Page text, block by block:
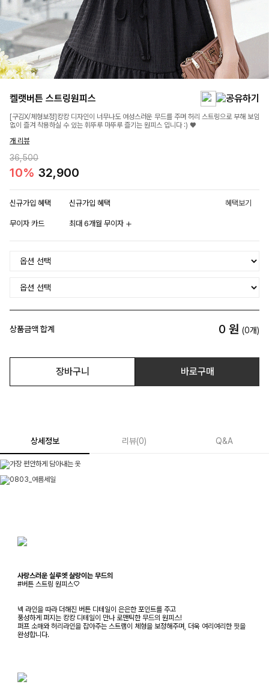
켈랫버튼 스트링원피스
[구김X/체형보정]캉캉 디자인이 너무나도 여성스러운 무드를 주며 허리 스트링으로 부해 보임
없이 즐겨 착용하실 수 있는 휘뚜루 마뚜루 즐기는 원피스 입니다 :) ♥
개 리뷰
36,500
10% 32,900
신규가입 혜택 신규가입 혜택 혜택보기
무이자 카드 최대 6개월 무이자
상품금액 합계 0 원 (0개)
장바구니 바로구매
상세정보 리뷰(0) Q&A
사랑스러운 실루엣 살랑이는 무드의
#버튼 스트링 원피스♡
넥 라인을 따라 더해진 버튼 디테일이 은은한 포인트를 주고
풍성하게 퍼지는 캉캉 디테일이 만나 로맨틱한 무드의 원피스!
퍼프 소매와 허리라인을 잡아주는 스트램이 체형을 보정해주며, 더욱 여리여리한 핏을
완성합니다.